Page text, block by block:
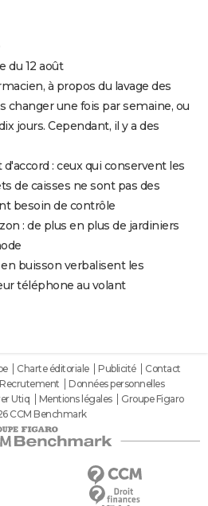
du 12 août
à propos du lavage des
changer une fois par semaine, ou
jours. Cependant, il y a des
: ceux qui conservent les
de caisses ne sont pas des
besoin de contrôle
: de plus en plus de jardiniers
buisson verbalisent les
téléphone au volant
Charte éditoriale Publicité
Contact
Recrutement
Données personnelles
Utiq Mentions légales
Groupe Figaro
CCM Benchmark